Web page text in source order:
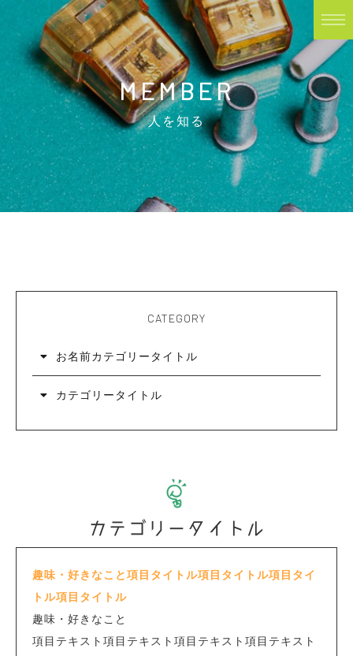
MEMBER
人を知る
CATEGORY
お名前カテゴリータイトル
カテゴリータイトル
カテゴリータイトル
趣味・好きなこと項目タイトル項目タイトル項目タイ
トル項目タイトル
趣味・好きなこと
項目テキスト項目テキスト項目テキスト項目テキスト